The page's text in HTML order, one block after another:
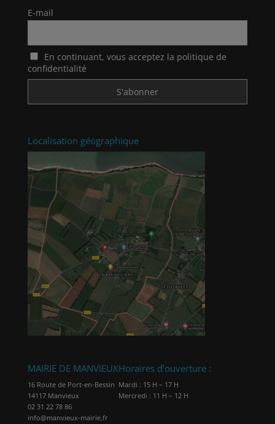
E-mail
En continuant, vous acceptez la politique de
confidentialité
Localisation géographique
MAIRIE DE MANVIEUX
16 Route de Port-en-Bessin
14117 Manvieux
02 31 22 78 86
info@manvieux-mairie.fr
Horaires d’ouverture :
Mardi : 15 H – 17 H
Mercredi : 11 H – 12 H